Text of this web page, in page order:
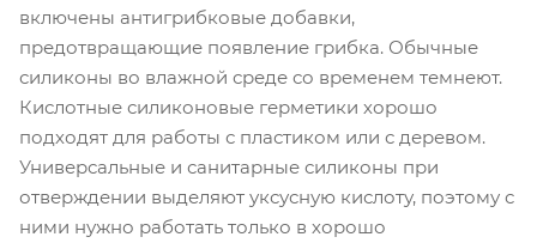
включены антигрибковые добавки,
предотвращающие появление грибка. Обычные
силиконы во влажной среде со временем темнеют.
Кислотные силиконовые герметики хорошо
подходят для работы с пластиком или с деревом.
Универсальные и санитарные силиконы при
отверждении выделяют уксусную кислоту, поэтому с
ними нужно работать только в хорошо